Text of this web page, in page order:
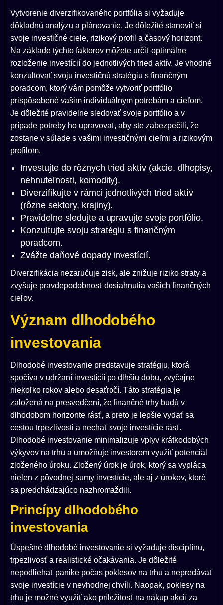
Vytvorenie diverzifikovaného portfólia si vyžaduje
dôkladnú analýzu a plánovanie. Je dôležité stanoviť si
svoje investičné ciele, rizikový profil a časový horizont.
Na základe týchto faktorov môžete určiť optimálne
rozloženie investícií do jednotlivých tried aktív. Je vhodné
konzultovať svoju investičnú stratégiu s finančným
poradcom, ktorý vám pomôže vytvoriť portfólio
prispôsobené vašim individuálnym potrebám a cieľom.
Je dôležité pravidelne sledovať svoje portfólio a v
prípade potreby ho upravovať, aby ste zabezpečili, že
zostane v súlade s vašimi investičnými cieľmi a rizikovým
profilom.
Investujte do rôznych tried aktív (akcie, dlhopisy,
nehnuteľnosti, komodity).
Diverzifikujte v rámci jednotlivých tried aktív
(rôzne sektory, krajiny).
Pravidelne sledujte a upravujte svoje portfólio.
Konzultujte svoju stratégiu s finančným
poradcom.
Zvážte daňové dopady investícií.
Diverzifikácia nezaručuje zisk, ale znižuje riziko straty a
zvyšuje pravdepodobnosť dosiahnutia vašich finančných
cieľov.
Význam dlhodobého
investovania
Dlhodobé investovanie predstavuje stratégiu, ktorá
spočíva v udržaní investícií po dlhšiu dobu, zvyčajne
niekoľko rokov alebo desaťročí. Táto stratégia je
založená na presvedčení, že finančné trhy budú v
dlhodobom horizonte rásť, a preto je lepšie vydať sa
cestou trpezlivosti a nechať svoje investície rásť.
Dlhodobé investovanie minimalizuje vplyv krátkodobých
výkyvov na trhu a umožňuje investorom využiť potenciál
zloženého úroku. Zložený úrok je úrok, ktorý sa vypláca
nielen z pôvodnej sumy investície, ale aj z úrokov, ktoré
sa predchádzajúco nazhromaždili.
Princípy dlhodobého
investovania
Úspešné dlhodobé investovanie si vyžaduje disciplínu,
trpezlivosť a realistické očakávania. Je dôležité
nepodliehať panike počas poklesov na trhu a nepredávať
svoje investície v nevhodnej chvíli. Naopak, poklesy na
trhu je možné využiť ako príležitosť na nákup akcií za